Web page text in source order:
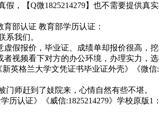
，【Q微1825214279】也不需要提供真
部认证 教育部学历认证：
系我们。
假报价，毕业证、成绩单却报价很高，
视频看下对方的办公环境，办理实力，
英格兰大学文凭证书毕业证外壳》《微
师赶到了妓院来，心情自然有些不堪。
历认证》《威信:1825214279》学校原版1